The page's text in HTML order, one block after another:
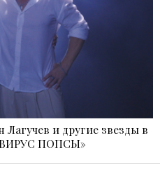
и другие звезды в
ПОПСЫ»